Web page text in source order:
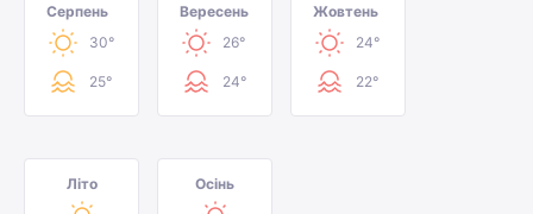
Серпень
30°
25°
Вересень
26°
24°
Жовтень
24°
22°
Літо Осінь